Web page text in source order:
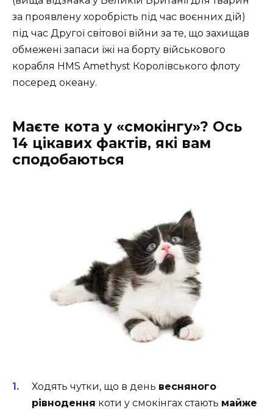
за проявлену хоробрість під час воєнних дій)
під час Другої світової війни за те, що захищав
обмежені запаси їжі на борту військового
корабля HMS Amethyst Королівського флоту
посеред океану.
Маєте кота у «смокінгу»? Ось
14 цікавих фактів, які вам
сподобаються
Ходять чутки, що в день весняного
рівнодення коти у смокінгах стають майже